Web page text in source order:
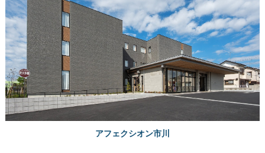
アフェクシオン市川